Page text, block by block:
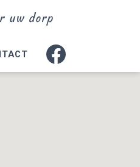
uw dorp